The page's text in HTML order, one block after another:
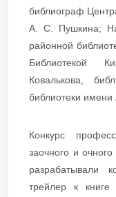
библиограф
А. С. Пушкина;
районной
Библиотекой
Ковалькова,
библиотеки
Конкурс
заочного и
разрабатывали
трейлер к